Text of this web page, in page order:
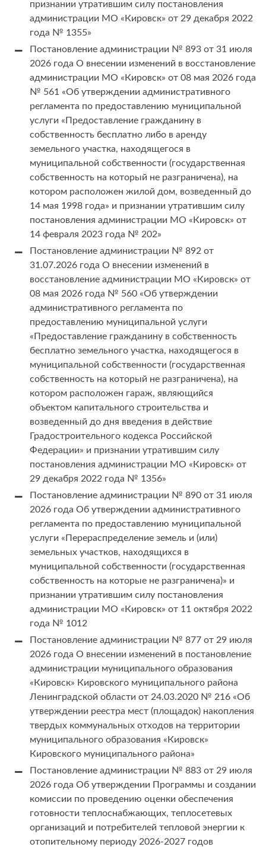
признании утратившим силу постановления
администрации МО «Кировск» от 29 декабря 2022
года № 1355»
Постановление администрации № 893 от 31 июля
2026 года О внесении изменений в восстановление
администрации МО «Кировск» от 08 мая 2026 года
№ 561 «Об утверждении административного
регламента по предоставлению муниципальной
услуги «Предоставление гражданину в
собственность бесплатно либо в аренду
земельного участка, находящегося в
муниципальной собственности (государственная
собственность на который не разграничена), на
котором расположен жилой дом, возведенный до
14 мая 1998 года» и признании утратившим силу
постановления администрации МО «Кировск» от
14 февраля 2023 года № 202»
Постановление администрации № 892 от
31.07.2026 года О внесении изменений в
восстановление администрации МО «Кировск» от
08 мая 2026 года № 560 «Об утверждении
административного регламента по
предоставлению муниципальной услуги
«Предоставление гражданину в собственность
бесплатно земельного участка, находящегося в
муниципальной собственности (государственная
собственность на который не разграничена), на
котором расположен гараж, являющийся
объектом капитального строительства и
возведенный до дня введения в действие
Градостроительного кодекса Российской
Федерации» и признании утратившим силу
постановления администрации МО «Кировск» от
29 декабря 2022 года № 1356»
Постановление администрации № 890 от 31 июля
2026 года Об утверждении административного
регламента по предоставлению муниципальной
услуги «Перераспределение земель и (или)
земельных участков, находящихся в
муниципальной собственности (государственная
собственность на которые не разграничена)» и
признании утратившим силу постановления
администрации МО «Кировск» от 11 октября 2022
года № 1012
Постановление администрации № 877 от 29 июля
2026 года О внесении изменений в постановление
администрации муниципального образования
«Кировск» Кировского муниципального района
Ленинградской области от 24.03.2020 № 216 «Об
утверждении реестра мест (площадок) накопления
твердых коммунальных отходов на территории
муниципального образования «Кировск»
Кировского муниципального района»
Постановление администрации № 883 от 29 июля
2026 года Об утверждении Программы и создании
комиссии по проведению оценки обеспечения
готовности теплоснабжающих, теплосетевых
организаций и потребителей тепловой энергии к
отопительному периоду 2026-2027 годов